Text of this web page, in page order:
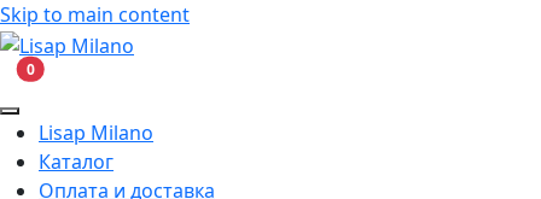
Skip to main content
0В корзину
Lisap Milano
Каталог
Оплата и доставка